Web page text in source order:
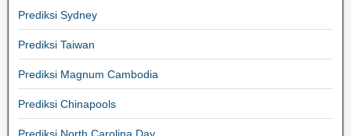
Prediksi Sydney
Prediksi Taiwan
Prediksi Magnum Cambodia
Prediksi Chinapools